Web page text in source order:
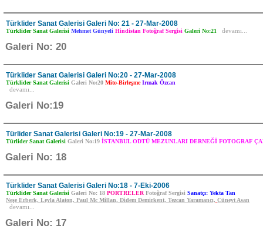
Türklider Sanat Galerisi Galeri No: 21 - 27-Mar-2008
Türklider Sanat Galerisi Mehmet Günyeli Hindistan Fotoğraf Sergisi Galeri No:21 devamı...
Galeri No: 20
Türklider Sanat Galerisi Galeri No:20 - 27-Mar-2008
Türklider Sanat Galerisi Galeri No:20 Mito-BirleşmeIrmak Özcan
devamı...
Galeri No:19
Türlider Sanat Galerisi Galeri No:19 - 27-Mar-2008
Türlider Sanat Galerisi Galeri No:19 İSTANBUL ODTÜ MEZUNLARI DERNEĞİ FOTOGRAF
Galeri No: 18
Türklider Sanat Galerisi Galeri No:18 - 7-Eki-2006
Türklider Sanat Galerisi Galeri No: 18 PORTRELER Fotoğraf Sergisi Sanatçı: Yekta Tan
Neşe Erberk, Leyla Alaton, Paul Mc Millan, Didem Demirkent, Tezcan Yaramancı, Cüneyt Asan
devamı...
Galeri No: 17